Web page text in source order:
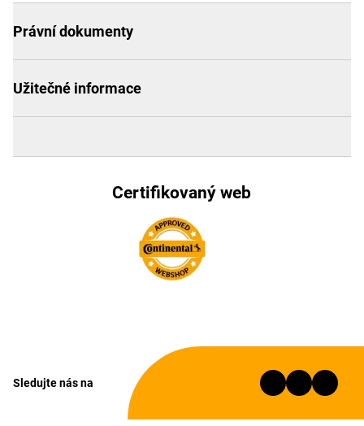
Právní dokumenty
Užitečné informace
Certifikovaný web
Sledujte nás na